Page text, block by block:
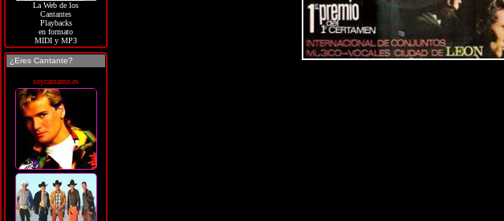
La Web de los
Cantantes
Playbacks
en formato
MIDI y MP3
¿Eres Cantante?
soycantante.es